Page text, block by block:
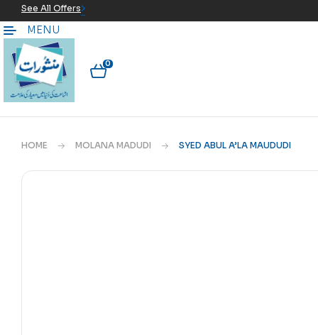
See All Offers
MENU
0
HOME MOLANA MADUDI SYED ABUL A’LA MAUDUDI